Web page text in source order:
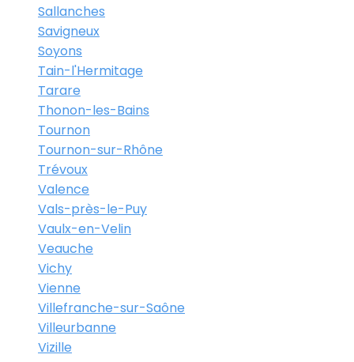
Sallanches
Savigneux
Soyons
Tain-l'Hermitage
Tarare
Thonon-les-Bains
Tournon
Tournon-sur-Rhône
Trévoux
Valence
Vals-près-le-Puy
Vaulx-en-Velin
Veauche
Vichy
Vienne
Villefranche-sur-Saône
Villeurbanne
Vizille